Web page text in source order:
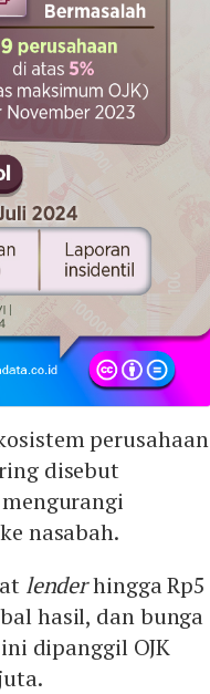
perusahaan
disebut
nasabah.
lenderhingga Rp5
hasil, dan bunga
dipanggil OJK